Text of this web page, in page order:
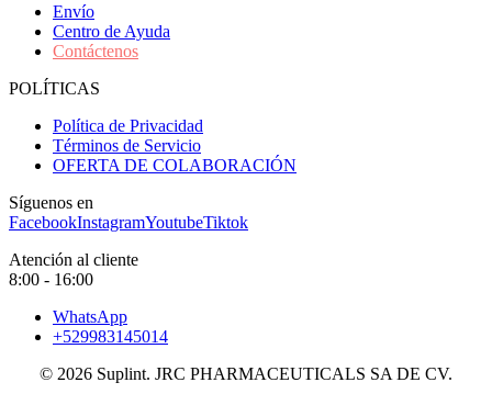
Envío
Centro de Ayuda
Contáctenos
POLÍTICAS
Política de Privacidad
Términos de Servicio
OFERTA DE COLABORACIÓN
Síguenos en
FacebookInstagramYoutubeTiktok
Atención al cliente
8:00 - 16:00
WhatsApp
+529983145014
© 2026 Suplint. JRC PHARMACEUTICALS SA DE CV.